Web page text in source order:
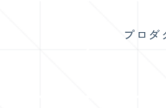
プロダ